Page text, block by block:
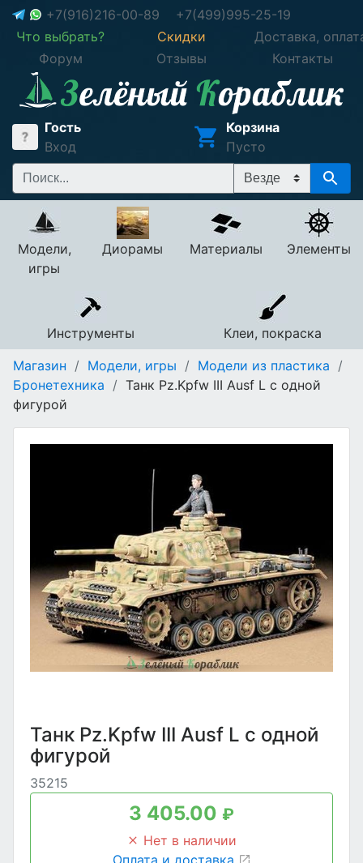
+7(916)216-00-89
+7(499)995-25-19
Что выбрать?
Скидки
Доставка,
Форум
Отзывы Контакты
Гость
Вход
Корзина
Пусто
Модели,
игры
Диорамы Материалы Элементы
Инструменты
Клеи, покраска
Магазин / Модели, игры / Модели из пластика /
Бронетехника / Танк Pz.Kpfw III Ausf L с одной
фигурой
Танк Pz.Kpfw III Ausf L с одной
фигурой
35215
3 405.00 ₽
Нет в наличии
Оплата и доставка